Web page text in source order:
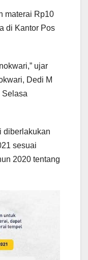
materai Rp10
di Kantor Pos
ujar
Dedi M
Selasa
diberlakukan
sesuai
2020 tentang